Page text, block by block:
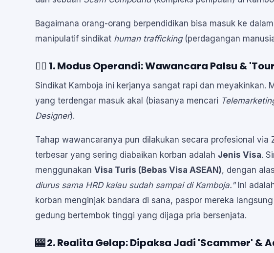
Bagaimana orang-orang berpendidikan bisa masuk ke
manipulatif sindikat human trafficking(perdagangan
🕵️‍♂️ 1. Modus Operandi: Wawancara Palsu &
Sindikat Kamboja ini kerjanya sangat rapi dan meyakinkan.
yang terdengar masuk akal (biasanya mencari
Designer).
Tahap wawancaranya pun dilakukan secara profesional via
terbesar yang sering diabaikan korban adalah Jenis Visa.
menggunakan Visa Turis (Bebas Visa ASEAN), dengan
diurus sama HRD kalau sudah sampai di Kamboja."Ini
korban menginjak bandara di sana, paspor mereka
gedung bertembok tinggi yang dijaga pria bersenjata.
🎰 2. Realita Gelap: Dipaksa Jadi 'Scammer' &